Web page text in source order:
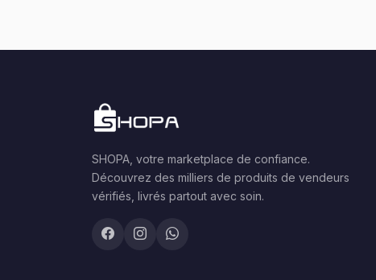
SHOPA, votre marketplace de confiance.
Découvrez des milliers de produits de vendeurs
vérifiés, livrés partout avec soin.